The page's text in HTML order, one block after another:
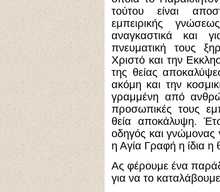
τούτου είναι
εμπειρικής
αναγκαστικά και
πνευματική τους
Χριστό και την
της θείας
ακόμη και την
γραμμένη από
προσωπικές τους
θεία αποκάλυψη.
οδηγός και γνώμονας
η Αγία Γραφή η ίδια
Ας φέρουμε ένα
για να το